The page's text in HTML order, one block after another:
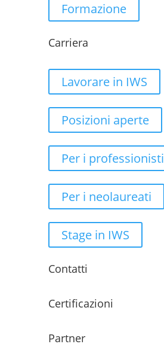
Formazione
Carriera
Lavorare in IWS
Posizioni aperte
Per i professionisti
Per i neolaureati
Stage in IWS
Contatti
Certificazioni
Partner